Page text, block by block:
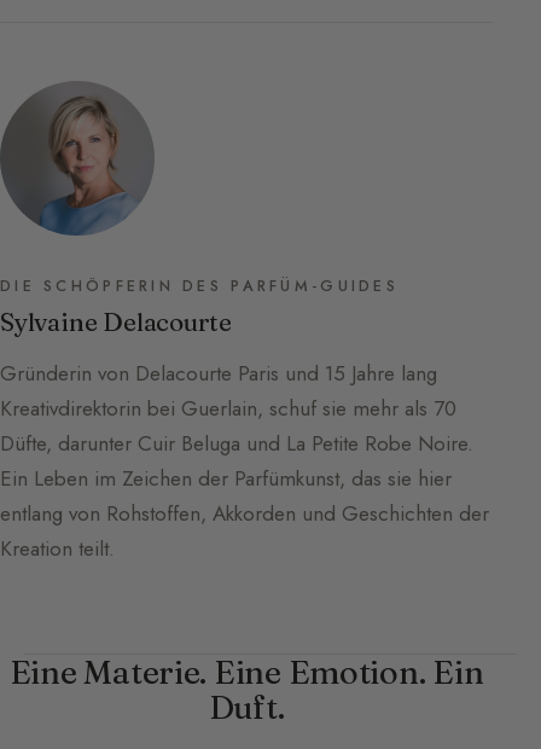
DIE SCHÖPFERIN DES PARFÜM-GUIDES
Sylvaine Delacourte
Gründerin von Delacourte Paris und 15 Jahre lang
Kreativdirektorin bei Guerlain, schuf sie mehr als 70
Düfte, darunter Cuir Beluga und La Petite Robe Noire.
Ein Leben im Zeichen der Parfümkunst, das sie hier
entlang von Rohstoffen, Akkorden und Geschichten der
Kreation teilt.
Eine Materie. Eine Emotion. Ein
Duft.